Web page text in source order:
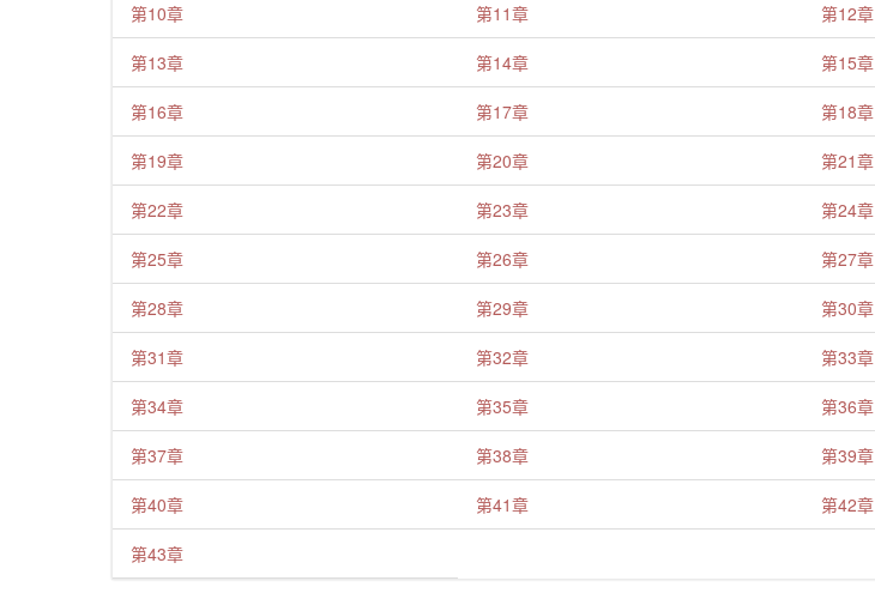
第10章 第11章 第12章
第13章 第14章 第15章
第16章 第17章 第18章
第19章 第20章 第21章
第22章 第23章 第24章
第25章 第26章 第27章
第28章 第29章 第30章
第31章 第32章 第33章
第34章 第35章 第36章
第37章 第38章 第39章
第40章 第41章 第42章
第43章